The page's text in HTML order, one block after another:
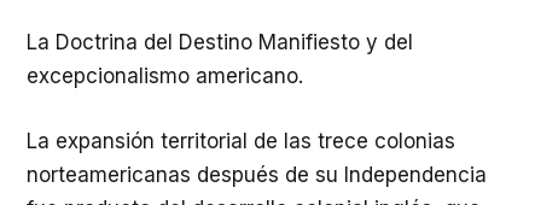
La Doctrina del Destino Manifiesto y del
excepcionalismo americano.
La expansión territorial de las trece colonias
norteamericanas después de su Independencia